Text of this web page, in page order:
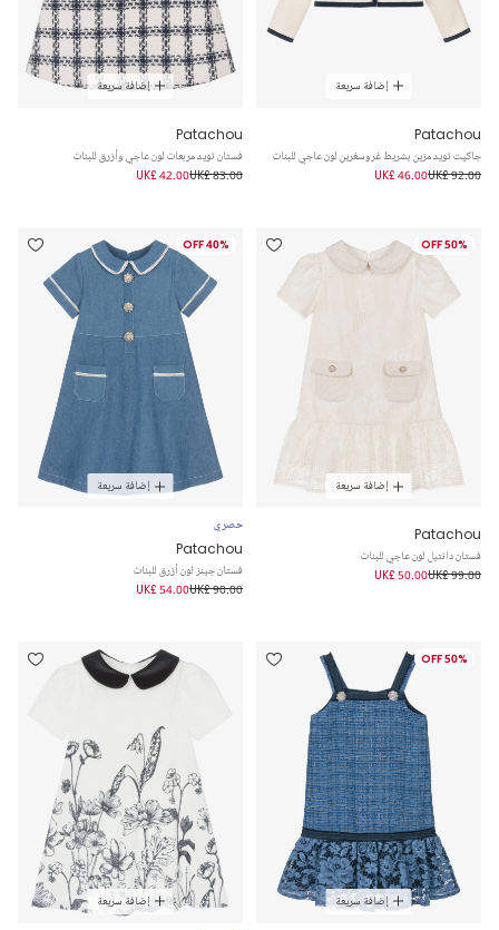
إضافة سريعة
Patachou
جاكيت تويد مزين بشريط غروسغرين لون عاجي للبنات
UK£ 92.00
UK£ 46.00
إضافة سريعة
Patachou
فستان تويد مربعات لون عاجي وأزرق للبنات
UK£ 83.00
UK£ 42.00
50% OFF
إضافة سريعة
Patachou
فستان دانتيل لون عاجي للبنات
UK£ 99.00
UK£ 50.00
40% OFF
إضافة سريعة
حصري
Patachou
فستان جينز لون أزرق للبنات
UK£ 90.00
UK£ 54.00
50% OFF
إضافة سريعة إضافة سريعة